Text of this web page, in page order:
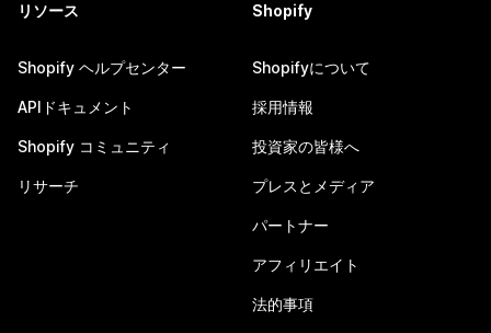
リソース
Shopify ヘルプセンター
APIドキュメント
Shopify コミュニティ
リサーチ
Shopify
Shopifyについて
採用情報
投資家の皆様へ
プレスとメディア
パートナー
アフィリエイト
法的事項